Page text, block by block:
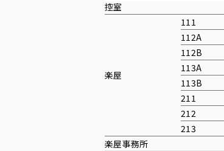
控室
楽屋
111
112A
112B
113A
113B
211
212
213
楽屋事務所